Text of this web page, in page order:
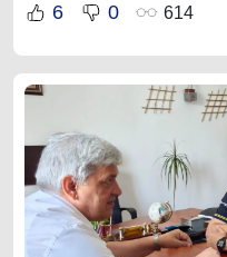
6 0 614